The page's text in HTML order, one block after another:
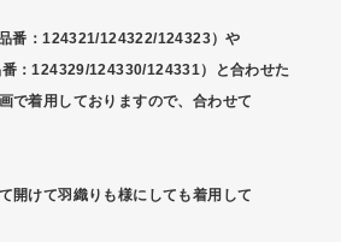
番：124321/124322/124323）や
：124329/124330/124331）と合わせた
で着用しておりますので、合わせて
開けて羽織りも様にしても着用して